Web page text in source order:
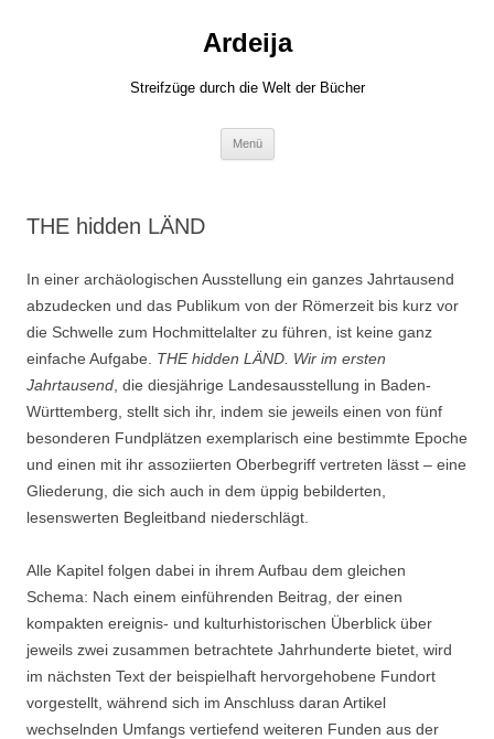
Ardeija
Streifzüge durch die Welt der Bücher
Menü
THE hidden LÄND
In einer archäologischen Ausstellung ein ganzes Jahrtausend
abzudecken und das Publikum von der Römerzeit bis kurz vor
die Schwelle zum Hochmittelalter zu führen, ist keine ganz
einfache Aufgabe.
THE hidden LÄND. Wir im ersten
Jahrtausend , die diesjährige Landesausstellung in Baden-
Württemberg, stellt sich ihr, indem sie jeweils einen von fünf
besonderen Fundplätzen exemplarisch eine bestimmte Epoche
und einen mit ihr assoziierten Oberbegriff vertreten lässt – eine
Gliederung, die sich auch in dem üppig bebilderten,
lesenswerten Begleitband niederschlägt.
Alle Kapitel folgen dabei in ihrem Aufbau dem gleichen
Schema: Nach einem einführenden Beitrag, der einen
kompakten ereignis- und kulturhistorischen Überblick über
jeweils zwei zusammen betrachtete Jahrhunderte bietet, wird
im nächsten Text der beispielhaft hervorgehobene Fundort
vorgestellt, während sich im Anschluss daran Artikel
wechselnden Umfangs vertiefend weiteren Funden aus der